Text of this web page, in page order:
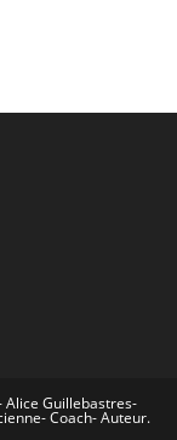
Alice Guillebastres-
Coach- Auteur.